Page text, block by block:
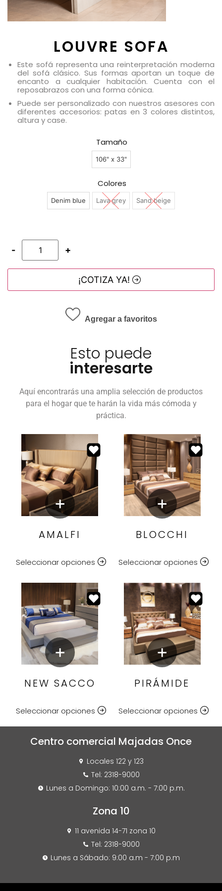
LOUVRE SOFA
Este sofá representa una reinterpretación moderna
del sofá clásico. Sus formas aportan un toque de
encanto a cualquier habitación. Cuenta con el
reposabrazos con una forma cónica.
Puede ser personalizado con nuestros asesores con
diferentes accesorios: patas en 3 colores distintos,
altura y case.
Tamaño
106" x 33"
Colores
Denim blue Lava grey Sand beige
- +
¡COTIZA YA!
Agregar a favoritos
Esto puede
interesarte
Aquí encontrarás una amplia selección de productos
para el hogar que te harán la vida más cómoda y
práctica.
AMALFI
Seleccionar opciones
BLOCCHI
Seleccionar opciones
NEW SACCO
Seleccionar opciones
PIRÁMIDE
Seleccionar opciones
Centro comercial Majadas Once
Locales 122 y 123
Tel: 2318-9000
Lunes a Domingo: 10:00 a.m. - 7:00 p.m.
Zona 10
11 avenida 14-71 zona 10
Tel: 2318-9000
Lunes a Sábado: 9:00 a.m - 7:00 p.m